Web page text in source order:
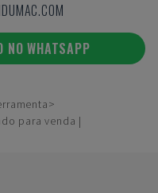
NO WHATSAPP
para venda |